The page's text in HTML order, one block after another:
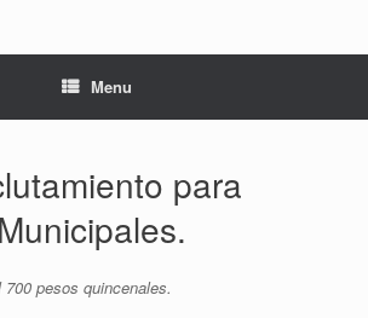
Menu
para
pesos quincenales.